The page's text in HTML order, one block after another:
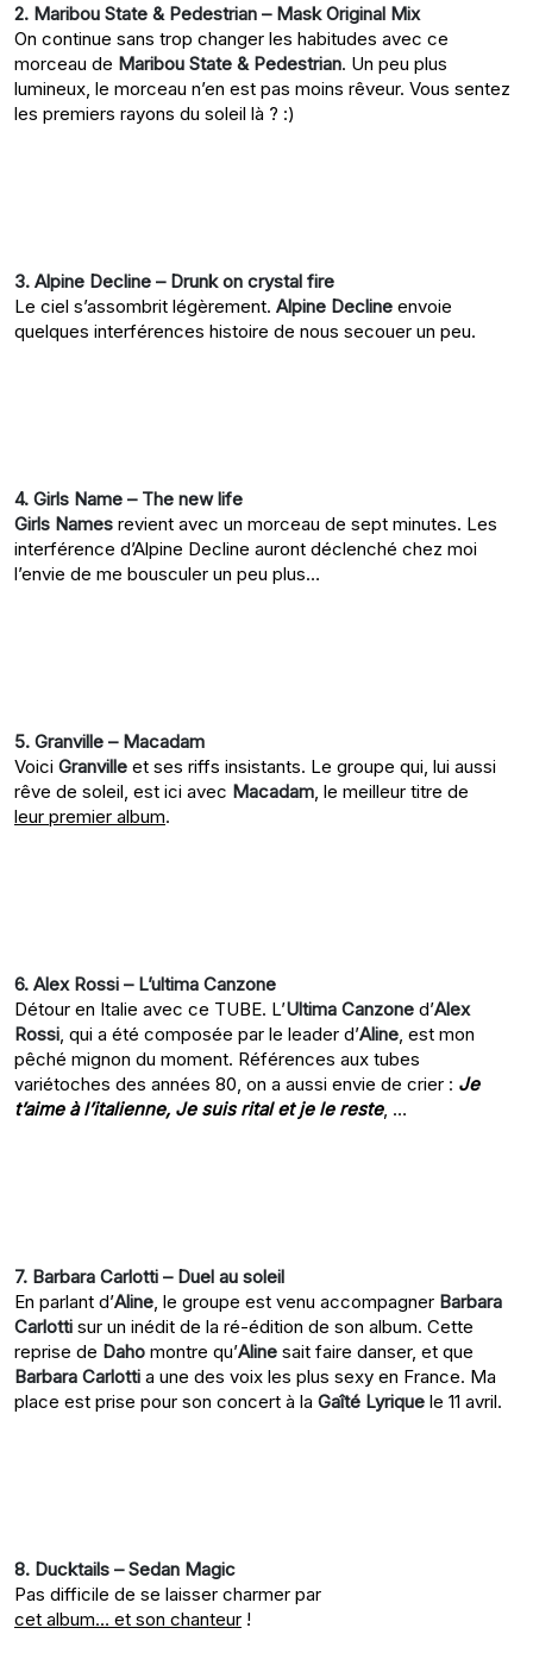
2. Maribou State & Pedestrian – Mask Original Mix
On continue sans trop changer les habitudes avec ce
morceau de Maribou State & Pedestrian. Un peu plus
lumineux, le morceau n’en est pas moins rêveur. Vous sentez
les premiers rayons du soleil là ? :)
3. Alpine Decline – Drunk on crystal fire
Le ciel s’assombrit légèrement. Alpine Decline envoie
quelques interférences histoire de nous secouer un peu.
4. Girls Name – The new life
Girls Names revient avec un morceau de sept minutes. Les
interférence d’Alpine Decline auront déclenché chez moi
l’envie de me bousculer un peu plus…
5. Granville – Macadam
Voici Granville et ses riffs insistants. Le groupe qui, lui aussi
rêve de soleil, est ici avec Macadam , le meilleur titre de
leur premier album.
6. Alex Rossi – L’ultima Canzone
Détour en Italie avec ce TUBE. L’Ultima Canzone d’Alex
Rossi , qui a été composée par le leader d’Aline , est mon
pêché mignon du moment. Références aux tubes
variétoches des années 80, on a aussi envie de crier : Je
t’aime à l’italienne, Je suis rital et je le reste, …
7. Barbara Carlotti – Duel au soleil
En parlant d’Aline , le groupe est venu accompagner Barbara
Carlotti sur un inédit de la ré-édition de son album. Cette
reprise de Daho montre qu’Aline sait faire danser, et que
Barbara Carlotti a une des voix les plus sexy en France. Ma
place est prise pour son concert à la Gaîté Lyrique le 11 avril.
8. Ducktails – Sedan Magic
Pas difficile de se laisser charmer par
cet album… et son chanteur !